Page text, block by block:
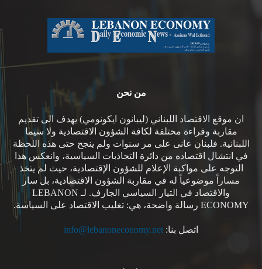
من نحن
ان موقع الاقتصاد اللبناني (ليبانون ايكونومي) يهدف الى تقديم
مقاربة وقراءة مختلفة لكافة الشؤون الاقتصادية ولا سيما
اللبنانية. فلبنان عانى على مر سنوات ولم ينجح حتى هذه اللحظة
في انتشال اقتصاده من دائرة التجاذبات السياسية، وانعكس هذا
التوجه على مواكبة الإعلام للشؤون الإقتصادية، حيث لم يتخذ
مساراً موضوعياً له في مقاربة الشؤون الاقتصادية، بل سار
والاقتصاد في التيار السياسي الجارف. لـ LEBANON
ECONOMY رسالة واضحة، هي: تغليب الاقتصاد على السياسة.
اتصل بنا: info@lebanoneconomy.net